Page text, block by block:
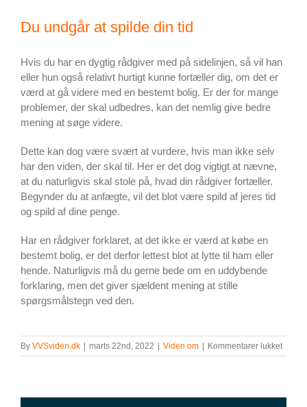
Du undgår at spilde din tid
Hvis du har en dygtig rådgiver med på sidelinjen, så vil han
eller hun også relativt hurtigt kunne fortæller dig, om det er
værd at gå videre med en bestemt bolig. Er der for mange
problemer, der skal udbedres, kan det nemlig give bedre
mening at søge videre.
Dette kan dog være svært at vurdere, hvis man ikke selv
har den viden, der skal til. Her er det dog vigtigt at nævne,
at du naturligvis skal stole på, hvad din rådgiver fortæller.
Begynder du at anfægte, vil det blot være spild af jeres tid
og spild af dine penge.
Har en rådgiver forklaret, at det ikke er værd at købe en
bestemt bolig, er det derfor lettest blot at lytte til ham eller
hende. Naturligvis må du gerne bede om en uddybende
forklaring, men det giver sjældent mening at stille
spørgsmålstegn ved den.
By VVSviden.dk | marts 22nd, 2022 | Viden om | Kommentarer lukkettil
Derfor